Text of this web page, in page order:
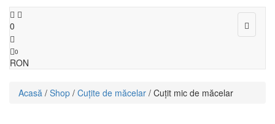
Toggle
0
0
RON
Acasă / Shop / Cuțite de măcelar / Cuțit mic de măcelar